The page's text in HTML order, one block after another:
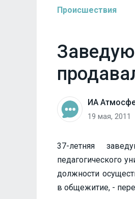
Происшествия
ИА
19 мая, 2011
37-летняя
педагогического
должности
в общежитие, -